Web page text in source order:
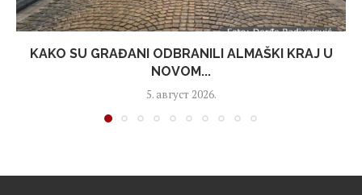
KAKO SU GRAĐANI ODBRANILI ALMAŠKI KRAJ U
NOVOM...
5. август 2026.